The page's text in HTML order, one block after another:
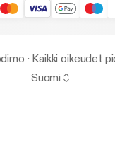
· Kaikki oikeudet
Suomi